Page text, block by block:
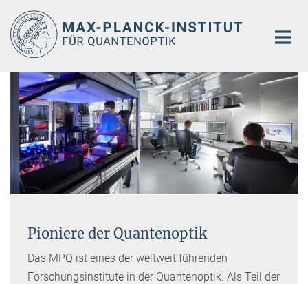
Hauptinhalt
Pioniere der Quantenoptik
Das MPQ ist eines der weltweit führenden
Forschungsinstitute in der Quantenoptik. Als Teil der